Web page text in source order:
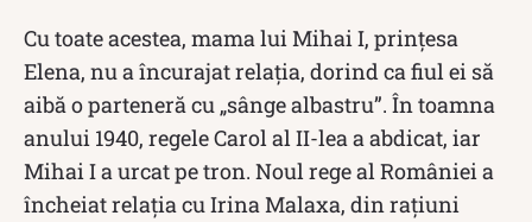
Cu toate acestea, mama lui Mihai I, prințesa
Elena, nu a încurajat relația, dorind ca fiul ei să
aibă o parteneră cu „sânge albastru”. În toamna
anului 1940, regele Carol al II-lea a abdicat, iar
Mihai I a urcat pe tron. Noul rege al României a
încheiat relația cu Irina Malaxa, din rațiuni